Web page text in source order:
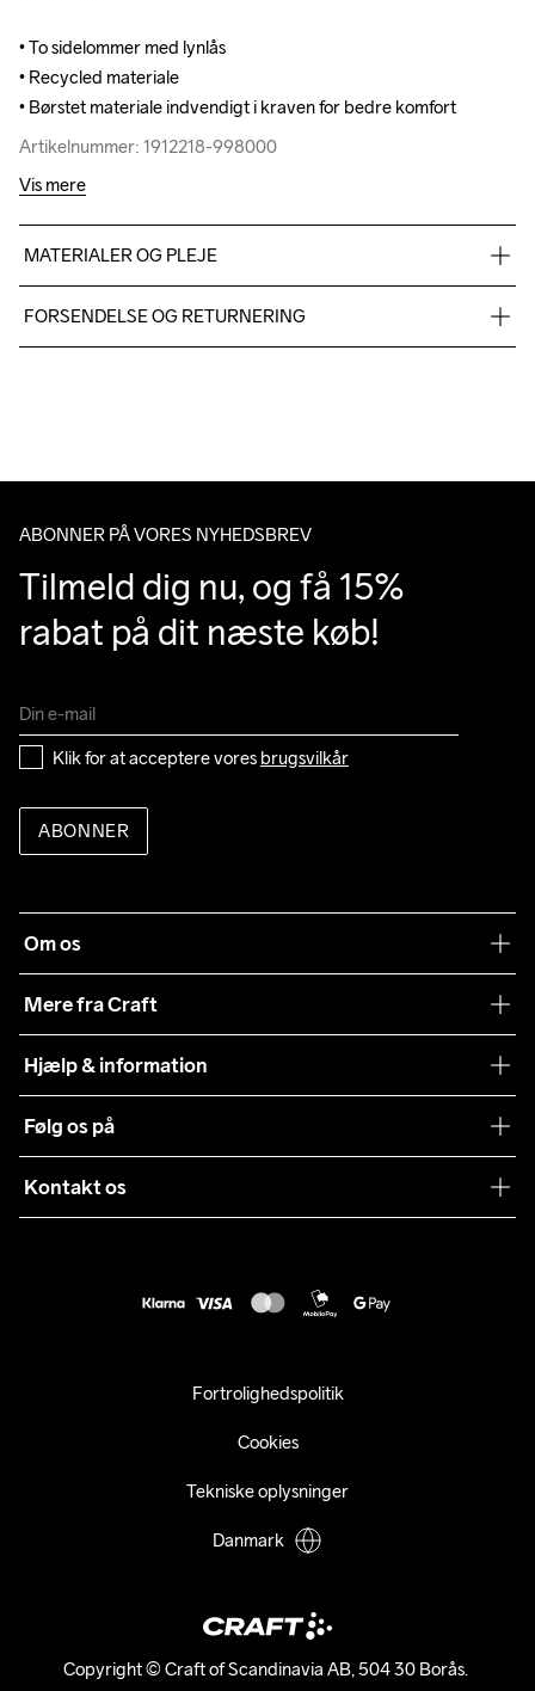
• To sidelommer med lynlås
• Recycled materiale
• Børstet materiale indvendigt i kraven for bedre komfort
Artikelnummer: 1912218-998000
• To sidelommer med lynlås
• Recycled materiale
• Børstet materiale indvendigt i kraven for bedre komfort
Artikelnummer: 1912218-998000
Vis mere
MATERIALER OG PLEJE
FORSENDELSE OG RETURNERING
ABONNER PÅ VORES NYHEDSBREV
Tilmeld dig nu, og få 15%
rabat på dit næste køb!
Klik for at acceptere vores brugsvilkår
ABONNER
Om os
Mere fra Craft
Samarbejder
Presse
Sustainability
Hjælp & information
Levering
Kundeservice
Følg os på
Kontakt os
Copyright © Craft of Scandinavia AB, 504 30 Borås.
Fortrolighedspolitik
Cookies
Tekniske oplysninger
Danmark